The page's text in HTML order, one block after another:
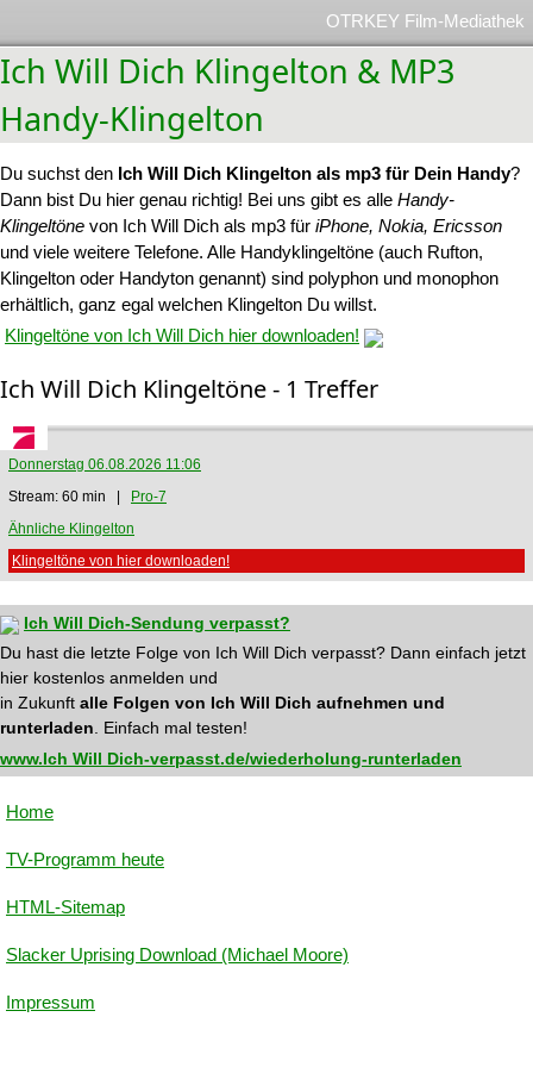
OTRKEY Film-Mediathek
Ich Will Dich Klingelton & MP3
Handy-Klingelton
Du suchst den Ich Will Dich Klingelton als mp3 für Dein Handy?
Dann bist Du hier genau richtig! Bei uns gibt es alle Handy-
Klingeltöne von Ich Will Dich als mp3 für iPhone, Nokia, Ericsson
und viele weitere Telefone. Alle Handyklingeltöne (auch Rufton,
Klingelton oder Handyton genannt) sind polyphon und monophon
erhältlich, ganz egal welchen Klingelton Du willst.
Klingeltöne von Ich Will Dich hier downloaden!
Ich Will Dich Klingeltöne - 1 Treffer
Donnerstag 06.08.2026 11:06
Stream: 60 min |
Pro-7
Ähnliche Klingelton
Klingeltöne von hier downloaden!
Ich Will Dich-Sendung verpasst?
Du hast die letzte Folge von Ich Will Dich verpasst? Dann einfach jetzt
hier kostenlos anmelden und
in Zukunft alle Folgen von Ich Will Dich aufnehmen und
runterladen . Einfach mal testen!
www.Ich Will Dich-verpasst.de/wiederholung-runterladen
Home
TV-Programm heute
HTML-Sitemap
Slacker Uprising Download (Michael Moore)
Impressum